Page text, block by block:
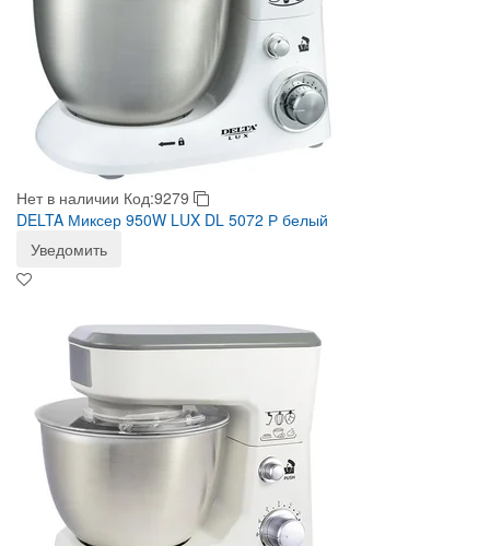
Нет в наличии Код:9279
DELTA Миксер 950W LUX DL 5072 Р белый
Уведомить